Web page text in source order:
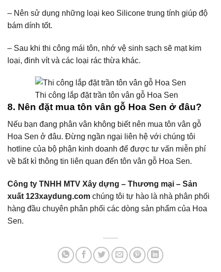
– Nên sử dụng những loại keo Silicone trung tính giúp độ
bám dính tốt.
– Sau khi thi công mái tôn, nhớ vệ sinh sạch sẽ mạt kim
loại, đinh vít và các loại rác thừa khác.
Thi công lắp đặt trần tôn vân gỗ Hoa Sen
8. Nên đặt mua tôn vân gỗ Hoa Sen ở đâu?
Nếu bạn đang phân vân không biết nên mua tôn vân gỗ
Hoa Sen ở đâu. Đừng ngần ngại liên hệ với chúng tôi
hotline của bộ phận kinh doanh để được tư vấn miễn phí
về bất kì thông tin liên quan đến tôn vân gỗ Hoa Sen.
Công ty TNHH MTV Xây dựng – Thương mại – Sản
xuất 123xaydung.com chúng tôi tự hào là nhà phân phối
hàng đầu chuyên phân phối các dòng sản phẩm của Hoa
Sen.